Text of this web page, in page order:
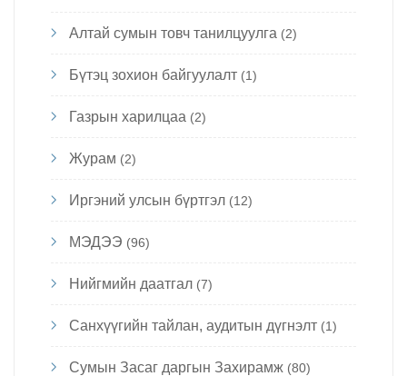
Алтай сумын товч танилцуулга (2)
Бүтэц зохион байгуулалт (1)
Газрын харилцаа (2)
Журам (2)
Иргэний улсын бүртгэл (12)
МЭДЭЭ (96)
Нийгмийн даатгал (7)
Санхүүгийн тайлан, аудитын дүгнэлт (1)
Сумын Засаг даргын Захирамж (80)